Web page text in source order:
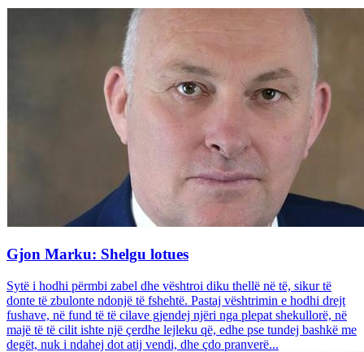
Gjon Marku: Shelgu lotues
Sytë i hodhi përmbi zabel dhe vështroi diku thellë në të, sikur të
donte të zbulonte ndonjë të fshehtë. Pastaj vështrimin e hodhi drejt
fushave, në fund të të cilave gjendej njëri nga plepat shekullorë, në
majë të të cilit ishte një çerdhe lejleku që, edhe pse tundej bashkë me
degët, nuk i ndahej dot atij vendi, dhe çdo pranverë...